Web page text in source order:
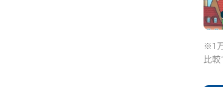
※1
比